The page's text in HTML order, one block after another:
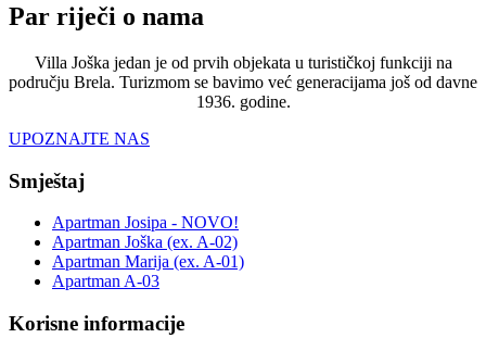
Par riječi o nama
Villa Joška jedan je od prvih objekata u turističkoj funkciji na
području Brela. Turizmom se bavimo već generacijama još od davne
1936. godine.
UPOZNAJTE NAS
Smještaj
Apartman Josipa - NOVO!
Apartman Joška (ex. A-02)
Apartman Marija (ex. A-01)
Apartman A-03
Korisne informacije